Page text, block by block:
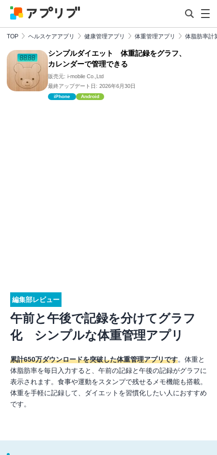
TOP ヘルスケアアプリ 健康管理アプリ 体重管理アプリ 体脂肪率計
シンプルダイエット 体重記録をグラフ、
カレンダーで管理できる
販売元: i-mobile Co.,Ltd
最終アップデート日: 2026年6月30日
iPhone Android
編集部レビュー
午前と午後で記録を分けてグラフ
化 シンプルな体重管理アプリ
累計650万ダウンロードを突破した体重管理アプリです。体重と
体脂肪率を毎日入力すると、午前の記録と午後の記録がグラフに
表示されます。食事や運動をスタンプで残せるメモ機能も搭載。
体重を手軽に記録して、ダイエットを習慣化したい人におすすめ
です。